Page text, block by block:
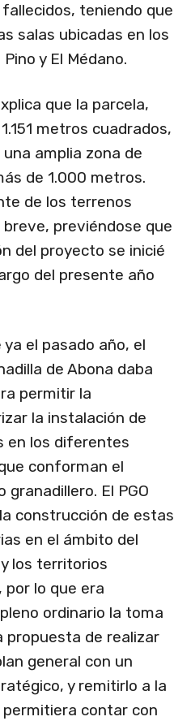
teniendo que
salas ubicadas en los
y El Médano.
que la parcela,
metros cuadrados,
amplia zona de
de 1.000 metros.
de los terrenos
previéndose que
del proyecto se inicié
del presente año
el pasado año, el
de Abona daba
permitir la
la instalación de
en los diferentes
conforman el
granadillero. El PGO
construcción de estas
en el ámbito del
los territorios
lo que era
ordinario la toma
propuesta de realizar
general con un
y remitirlo a la
permitiera contar con